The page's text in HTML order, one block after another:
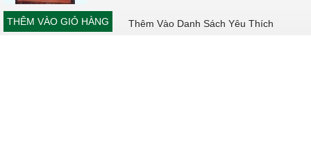
THÊM VÀO GIỎ HÀNG Thêm Vào Danh Sách Yêu Thích